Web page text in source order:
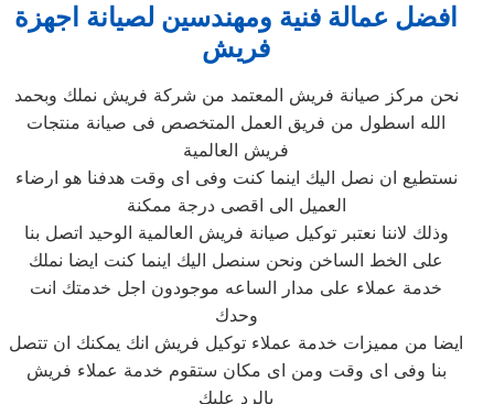
افضل عمالة فنية ومهندسين لصيانة اجهزة
فريش
نحن مركز صيانة فريش المعتمد من شركة فريش نملك وبحمد
الله اسطول من فريق العمل المتخصص فى صيانة منتجات
فريش العالمية
نستطيع ان نصل اليك اينما كنت وفى اى وقت هدفنا هو ارضاء
العميل الى اقصى درجة ممكنة
وذلك لاننا نعتبر توكيل صيانة فريش العالمية الوحيد اتصل بنا
على الخط الساخن ونحن سنصل اليك اينما كنت ايضا نملك
خدمة عملاء على مدار الساعه موجودون اجل خدمتك انت
وحدك
ايضا من مميزات خدمة عملاء توكيل فريش انك يمكنك ان تتصل
بنا وفى اى وقت ومن اى مكان ستقوم خدمة عملاء فريش
بالرد عليك